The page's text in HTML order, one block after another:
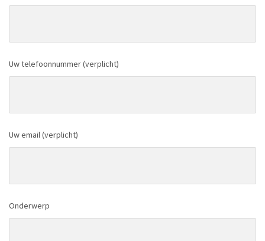
Uw telefoonnummer (verplicht)
Uw email (verplicht)
Onderwerp